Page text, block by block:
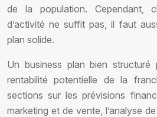
de la population. Cependant,
d’activité ne suffit pas, il faut
plan solide.
Un business plan bien structuré
rentabilité potentielle de la
sections sur les prévisions
marketing et de vente, l’analyse